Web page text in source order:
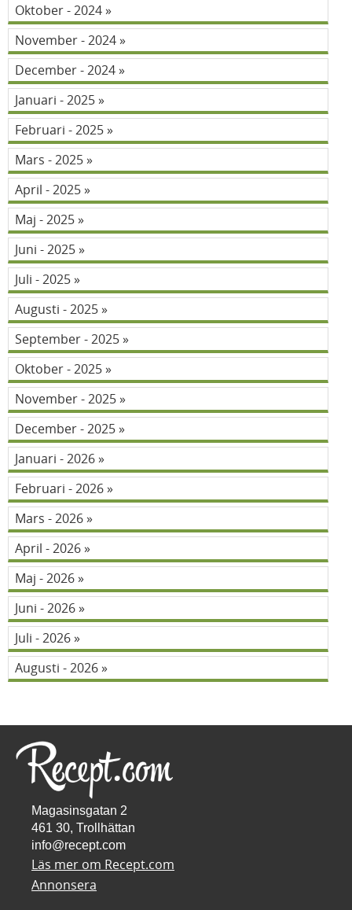
Oktober - 2024
November - 2024
December - 2024
Januari - 2025
Februari - 2025
Mars - 2025
April - 2025
Maj - 2025
Juni - 2025
Juli - 2025
Augusti - 2025
September - 2025
Oktober - 2025
November - 2025
December - 2025
Januari - 2026
Februari - 2026
Mars - 2026
April - 2026
Maj - 2026
Juni - 2026
Juli - 2026
Augusti - 2026
Magasinsgatan 2
461 30, Trollhättan
info@recept.com
Läs mer om Recept.com
Annonsera